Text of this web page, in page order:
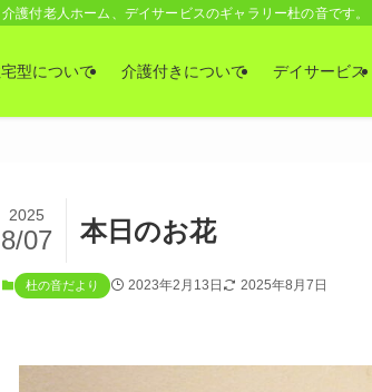
護付老人ホーム、デイサービスのギャラリー杜の音です。
型について 介護付きについて デイサービス
本日のお花
2025
8/07
杜の音だより 2023年2月13日 2025年8月7日